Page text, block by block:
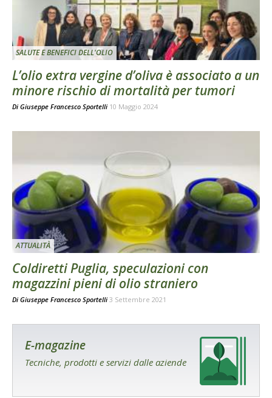
SALUTE E BENEFICI DELL'OLIO
L’olio extra vergine d’oliva è associato a un
minore rischio di mortalità per tumori
Di Giuseppe Francesco Sportelli 10 Maggio 2024
ATTUALITÀ
Coldiretti Puglia, speculazioni con
magazzini pieni di olio straniero
Di Giuseppe Francesco Sportelli 3 Settembre 2021
E-magazine
Tecniche, prodotti e servizi dalle aziende